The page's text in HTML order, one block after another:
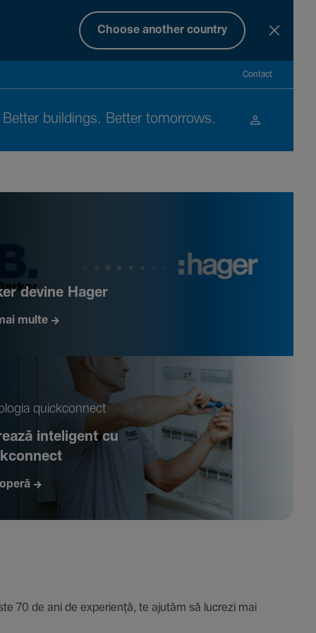
Choose another country
Contact
Better buil­dings. Better tomor­rows.
devine Hager
multe
quickconnect
inte­li­gent cu
de ani de expe­riență, te ajutăm să lucrezi mai